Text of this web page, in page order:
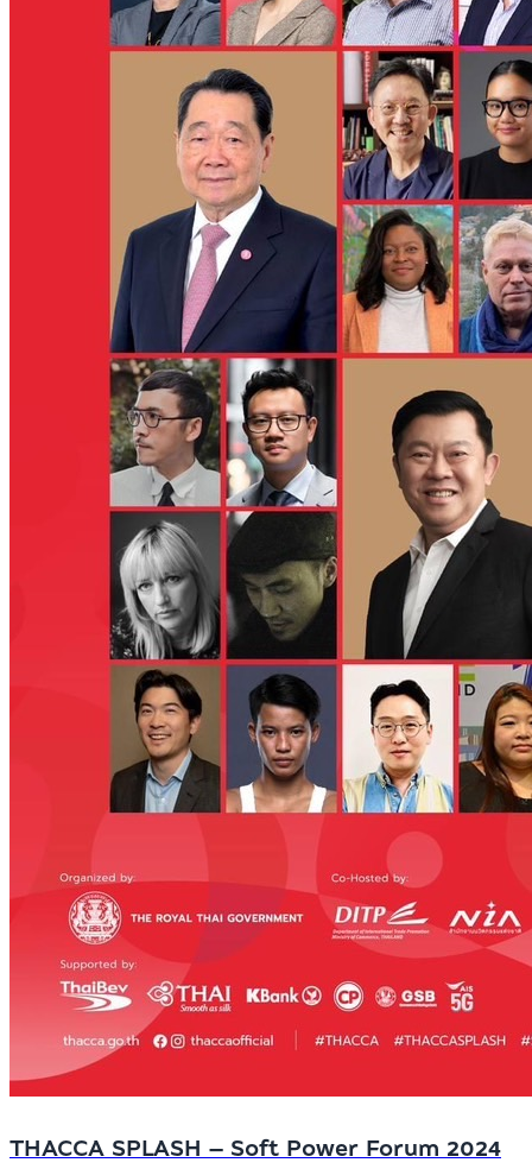
THACCA SPLASH – Soft Power Forum 2024